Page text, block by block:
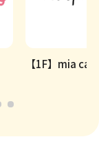
【1F】mia